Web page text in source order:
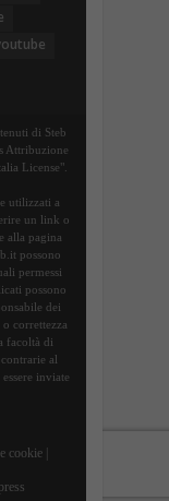
di Steb
Attribuzione
License".
utilizzati a
un link o
alla pagina
possono
permessi
possono
dei
correttezza
facoltà di
al
inviate
cookie|